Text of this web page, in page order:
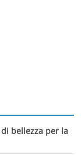
bellezza per la